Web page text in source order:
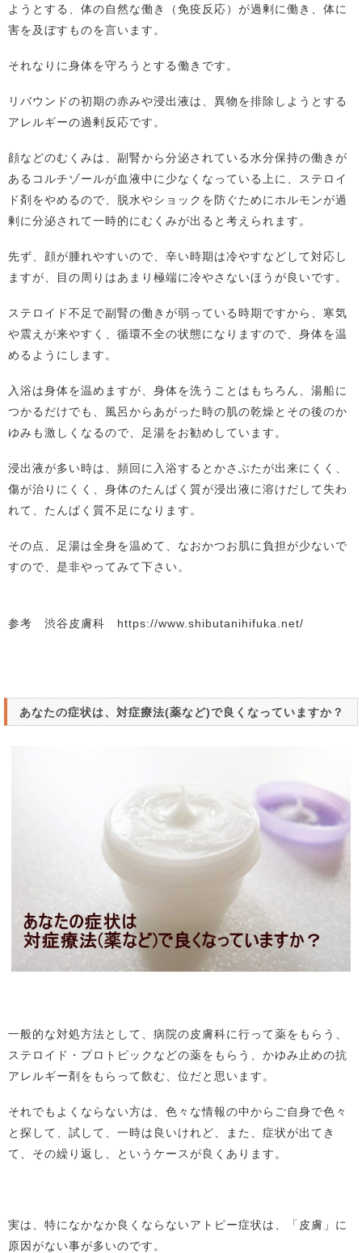
ようとする、体の自然な働き（免疫反応）が過剰に働き、体に
害を及ぼすものを言います。
それなりに身体を守ろうとする働きです。
リバウンドの初期の赤みや浸出液は、異物を排除しようとする
アレルギーの過剰反応です。
顔などのむくみは、副腎から分泌されている水分保持の働きが
あるコルチゾールが血液中に少なくなっている上に、ステロイ
ド剤をやめるので、脱水やショックを防ぐためにホルモンが過
剰に分泌されて一時的にむくみが出ると考えられます。
先ず、顔が腫れやすいので、辛い時期は冷やすなどして対応し
ますが、目の周りはあまり極端に冷やさないほうが良いです。
ステロイド不足で副腎の働きが弱っている時期ですから、寒気
や震えが来やすく、循環不全の状態になりますので、身体を温
めるようにします。
入浴は身体を温めますが、身体を洗うことはもちろん、湯船に
つかるだけでも、風呂からあがった時の肌の乾燥とその後のか
ゆみも激しくなるので、足湯をお勧めしています。
浸出液が多い時は、頻回に入浴するとかさぶたが出来にくく、
傷が治りにくく、身体のたんぱく質が浸出液に溶けだして失わ
れて、たんぱく質不足になります。
その点、足湯は全身を温めて、なおかつお肌に負担が少ないで
すので、是非やってみて下さい。
参考 渋谷皮膚科 https://www.shibutanihifuka.net/
あなたの症状は、対症療法(薬など)で良くなっていますか？
一般的な対処方法として、病院の皮膚科に行って薬をもらう、
ステロイド・プロトピックなどの薬をもらう、かゆみ止めの抗
アレルギー剤をもらって飲む、位だと思います。
それでもよくならない方は、色々な情報の中からご自身で色々
と探して、試して、一時は良いけれど、また、症状が出てき
て、その繰り返し、というケースが良くあります。
実は、特になかなか良くならないアトピー症状は、「皮膚」に
原因がない事が多いのです。